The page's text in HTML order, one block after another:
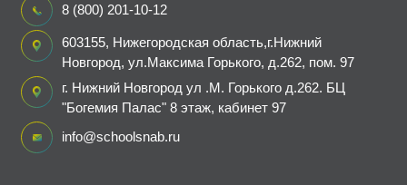
8 (800) 201-10-12
603155, Нижегородская область,г.Нижний
Новгород, ул.Максима Горького, д.262, пом. 97
г. Нижний Новгород ул .М. Горького д.262. БЦ
"Богемия Палас" 8 этаж, кабинет 97
info@schoolsnab.ru